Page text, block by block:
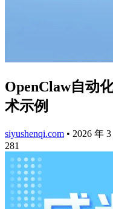
OpenClaw自动
术示例
siyushenqi.com • 2026 年
281